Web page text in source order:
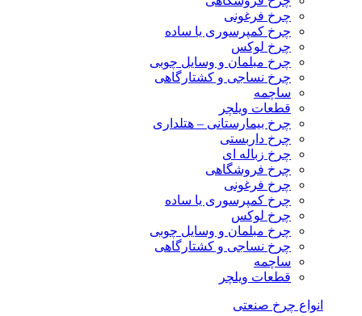
چرخ فرغونی
چرخ کمپرسوری یا ساده
چرخ لوکس
چرخ مبلمان و وسایل چوبی
چرخ نساجی و کشتارگاهی
ساچمه
قطعات ویلچر
چرخ بیمارستانی – هتلداری
چرخ داربستی
چرخ زباله ای
چرخ فروشگاهی
چرخ فرغونی
چرخ کمپرسوری یا ساده
چرخ لوکس
چرخ مبلمان و وسایل چوبی
چرخ نساجی و کشتارگاهی
ساچمه
قطعات ویلچر
انواع چرخ صنعتی